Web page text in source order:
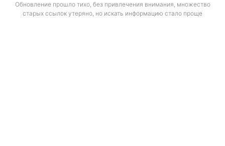
Обновление прошло тихо, без привлечения внимания, множество
старых ссылок утеряно, но искать информацию стало проще